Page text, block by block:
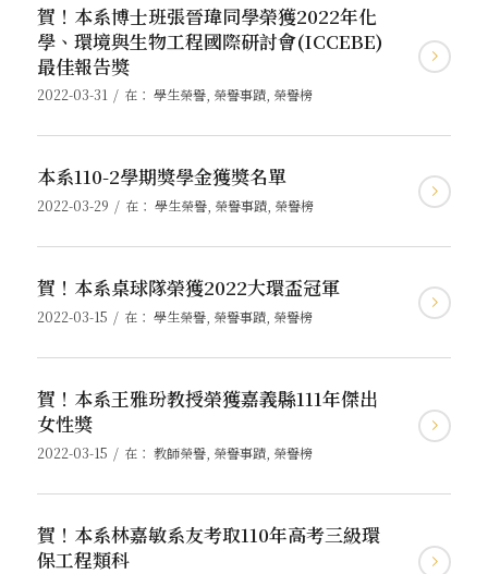
賀！本系博士班張晉瑋同學榮獲2022年化
學、環境與生物工程國際研討會(ICCEBE)
最佳報告獎
2022-03-31 / 在： 學生榮譽, 榮譽事蹟, 榮譽榜
本系110-2學期獎學金獲獎名單
2022-03-29 / 在： 學生榮譽, 榮譽事蹟, 榮譽榜
賀！本系桌球隊榮獲2022大環盃冠軍
2022-03-15 / 在： 學生榮譽, 榮譽事蹟, 榮譽榜
賀！本系王雅玢教授榮獲嘉義縣111年傑出
女性獎
2022-03-15 / 在： 教師榮譽, 榮譽事蹟, 榮譽榜
賀！本系林嘉敏系友考取110年高考三級環
保工程類科